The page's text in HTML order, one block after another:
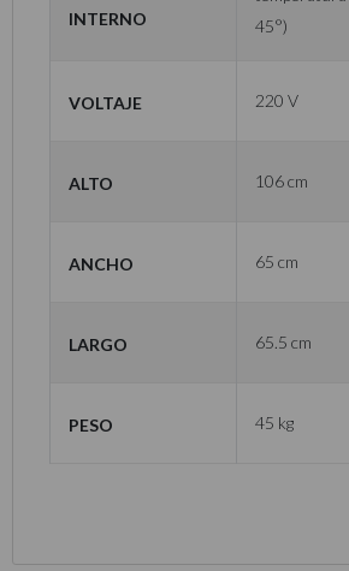
interno
45°)
Voltaje 220 V
Alto 106 cm
Ancho 65 cm
Largo 65.5 cm
Peso 45 kg